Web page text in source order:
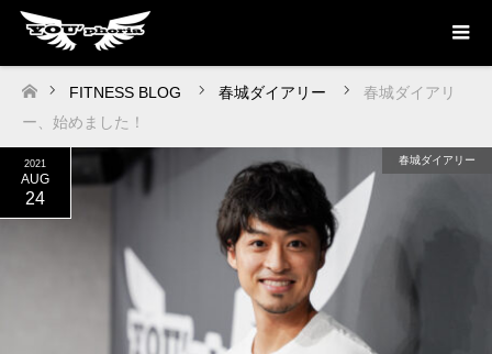
ホーム
FITNESS BLOG 春城ダイアリー
春城ダイアリ
ー、始めました！
2021
AUG
24
春城ダイアリー